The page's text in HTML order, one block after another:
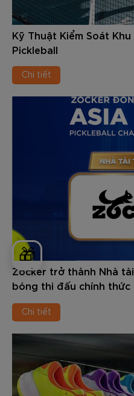
🎁
Kỹ Thuật Kiểm Soát
Pickleball
Chi tiết
Zocker trở thành Nhà
bóng thi đấu chính thức
Championships 2026
Chi tiết